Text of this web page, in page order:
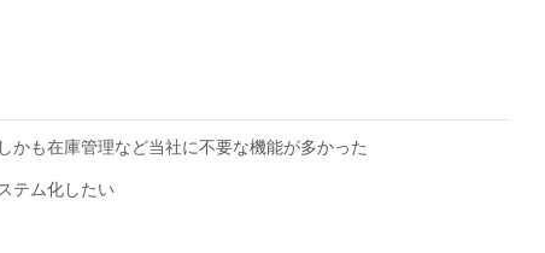
かも在庫管理など当社に不要な機能が多かった
テム化したい